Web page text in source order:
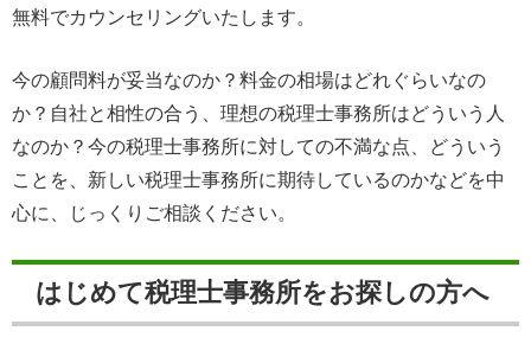
無料でカウンセリングいたします。
今の顧問料が妥当なのか？料金の相場はどれぐらいなの
か？自社と相性の合う、理想の税理士事務所はどういう人
なのか？今の税理士事務所に対しての不満な点、どういう
ことを、新しい税理士事務所に期待しているのかなどを中
心に、じっくりご相談ください。
はじめて税理士事務所をお探しの方へ